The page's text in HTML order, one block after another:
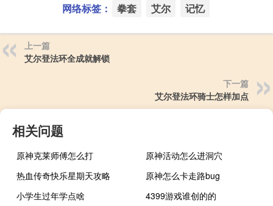
网络标签： 拳套 艾尔 记忆
上一篇
艾尔登法环全成就解锁
下一篇
艾尔登法环骑士怎样加点
相关问题
原神克莱师傅怎么打
原神活动怎么进洞穴
热血传奇快乐星期天攻略
原神怎么卡走路bug
小学生过年学点啥
4399游戏谁创的的